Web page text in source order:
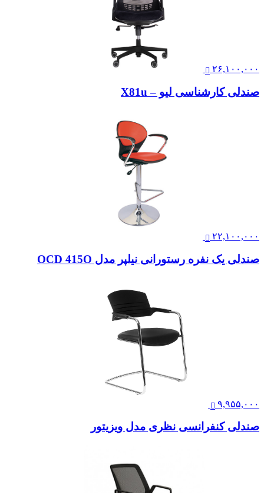
۲۶,۱۰۰,۰۰۰
صندلی کارشناسی لیو – X81u
۲۲,۱۰۰,۰۰۰
صندلی یک نفره رستورانی نیلپر مدل OCD 415O
۹,۹۵۵,۰۰۰
صندلی کنفرانسی نظری مدل ویزیتور